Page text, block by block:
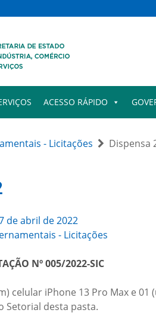
ACESSO RÁPIDO
- Licitações Dispensa
de abril de 2022
- Licitações
Nº 005/2022-SIC
celular iPhone 13 Pro Max e
Setorial desta pasta.